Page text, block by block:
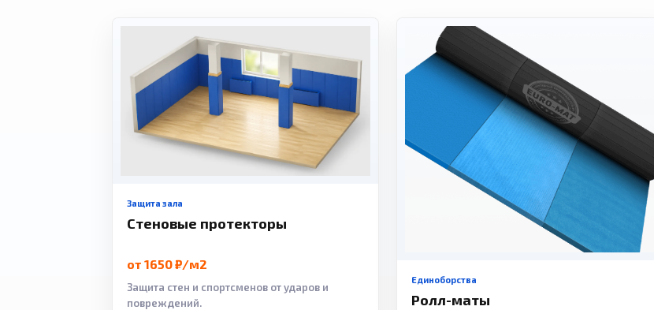
Защита зала
Стеновые протекторы
от 1650 ₽/м2
Защита стен и спортсменов от ударов и
повреждений.
Единоборства
Ролл-маты